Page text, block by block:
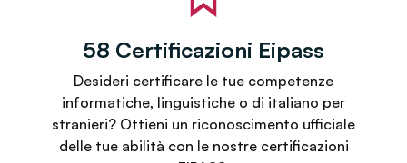
58 Certificazioni Eipass
Desideri certificare le tue competenze
informatiche, linguistiche o di italiano per
stranieri? Ottieni un riconoscimento ufficiale
delle tue abilità con le nostre certificazioni